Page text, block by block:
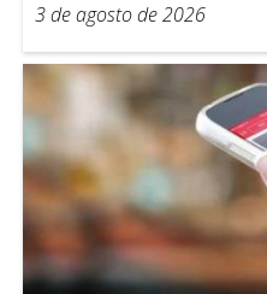
3 de agosto de 2026